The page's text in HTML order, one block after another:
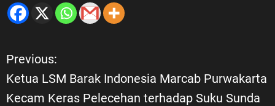
N
a
Previous:
Ketua LSM Barak Indonesia Marcab Purwakarta
Kecam Keras Pelecehan terhadap Suku Sunda